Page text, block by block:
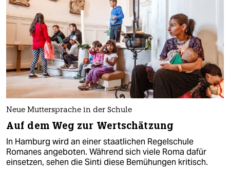
Neue Muttersprache in der Schule
Auf dem Weg zur Wertschätzung
In Hamburg wird an einer staatlichen Regelschule
Romanes angeboten. Während sich viele Roma dafür
einsetzen, sehen die Sinti diese Bemühungen kritisch.